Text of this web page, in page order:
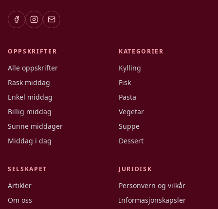
OPPSKRIFTER
Alle oppskrifter
Rask middag
Enkel middag
Billig middag
Sunne middager
Middag i dag
KATEGORIER
Kylling
Fisk
Pasta
Vegetar
Suppe
Dessert
SELSKAPET
Artikler
Om oss
JURIDISK
Personvern og vilkår
Informasjonskapsler